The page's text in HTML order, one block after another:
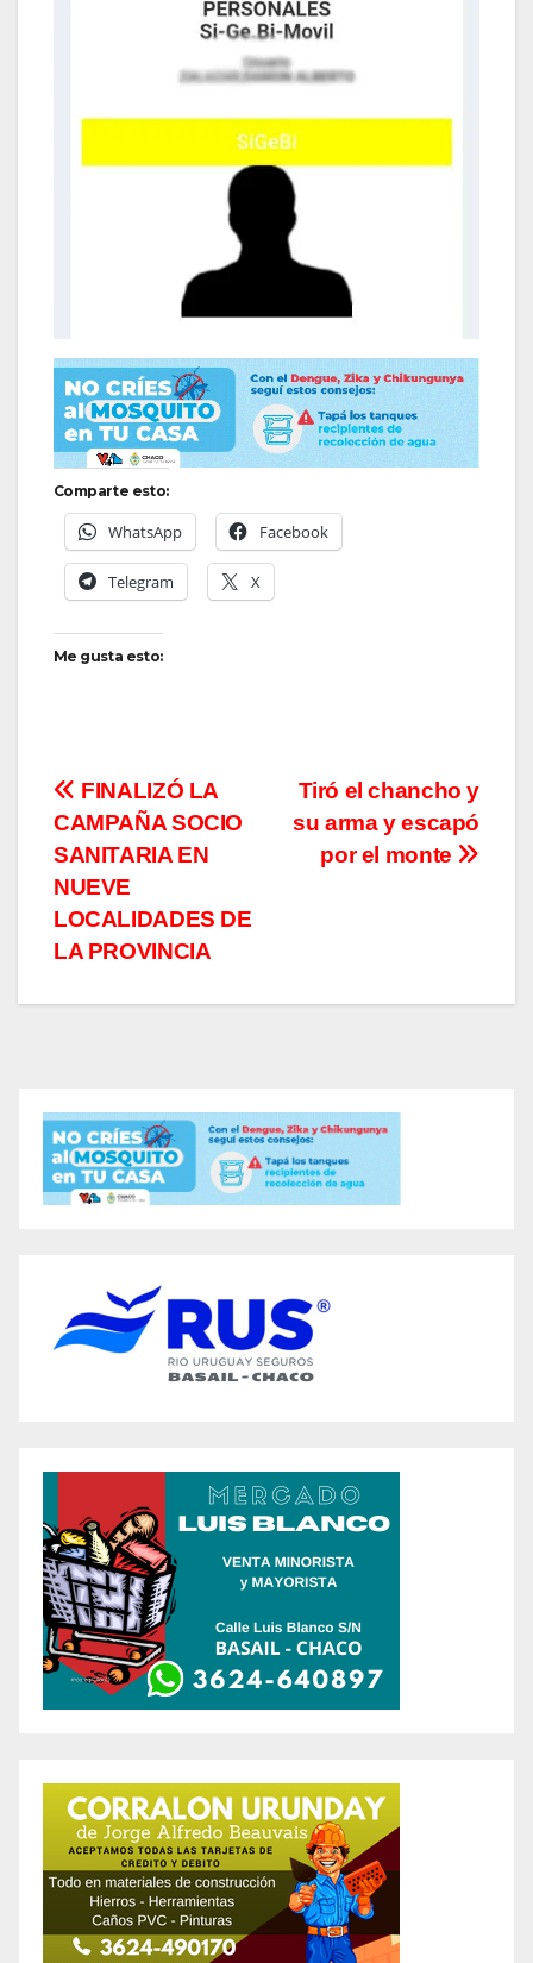
Comparte esto:
WhatsApp Facebook
Telegram X
Me gusta esto:
Navegación
de
entradas
Tiró el chancho y
su arma y escapó
por el monte
FINALIZÓ LA
CAMPAÑA SOCIO
SANITARIA EN
NUEVE
LOCALIDADES DE
LA PROVINCIA